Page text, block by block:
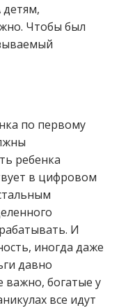
детям,
Чтобы был
по первому
ребенка
в цифровом
И
иногда даже
давно
важно, богатые у
все идут